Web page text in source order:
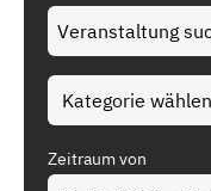
Zeitraum von